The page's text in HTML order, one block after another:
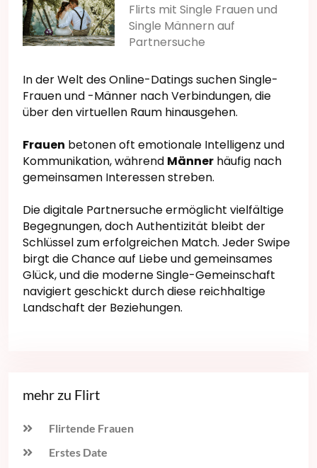
Flirts mit Single Frauen und
Single Männern auf
Partnersuche
In der Welt des Online-Datings suchen Single-
Frauen und -Männer nach Verbindungen, die
über den virtuellen Raum hinausgehen.
Frauen betonen oft emotionale Intelligenz und
Kommunikation, während Männer häufig nach
gemeinsamen Interessen streben.
Die digitale Partnersuche ermöglicht vielfältige
Begegnungen, doch Authentizität bleibt der
Schlüssel zum erfolgreichen Match. Jeder Swipe
birgt die Chance auf Liebe und gemeinsames
Glück, und die moderne Single-Gemeinschaft
navigiert geschickt durch diese reichhaltige
Landschaft der Beziehungen.
mehr zu Flirt
Flirtende Frauen
Erstes Date